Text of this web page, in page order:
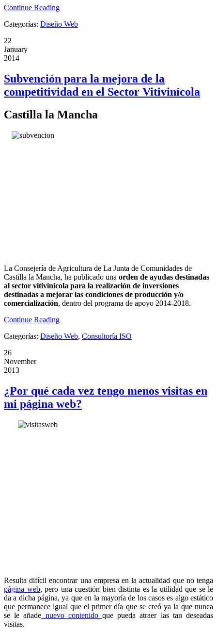
Continue Reading
Categorías: Diseño Web
22
January
2014
Subvención para la mejora de la
competitividad en el Sector Vitivinícola
Castilla la Mancha
La Consejería de Agricultura de La Junta de Comunidades de
Castilla la Mancha, ha publicado una orden de ayudas destinadas
al sector vitivinícola para la realización de inversiones
destinadas a mejorar las condiciones de producción y/o
comercialización, dentro del programa de apoyo 2014-2018.
Continue Reading
Categorías: Diseño Web, Consultoría ISO
26
November
2013
¿Por qué cada vez tengo menos visitas en
mi página web?
Resulta difícil encontrar una empresa en la actualidad que no tenga
página web, pero una cuestión bien distinta es la utilidad que se le
da a dicha página, ya que en la mayoría de los casos es algo estático
que permanece igual que el primer día que se creó ya la que nunca
se le añade nuevo contenidoque pueda atraer las tan deseadas
visitas.